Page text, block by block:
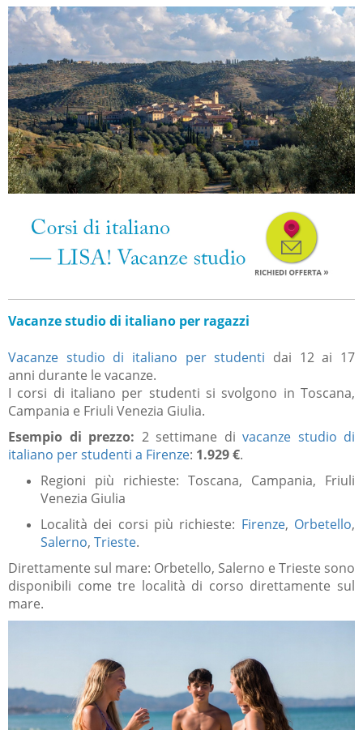
Vacanze studio di italiano per ragazzi
Vacanze studio di italiano per studenti dai 12 ai 17
anni durante le vacanze.
I corsi di italiano per studenti si svolgono in Toscana,
Campania e Friuli Venezia Giulia.
Esempio di prezzo: 2 settimane di vacanze studio di
italiano per studenti a Firenze: 1.929 €.
Regioni più richieste: Toscana, Campania, Friuli
Venezia Giulia
Località dei corsi più richieste: Firenze, Orbetello,
Salerno, Trieste.
Direttamente sul mare: Orbetello, Salerno e Trieste sono
disponibili come tre località di corso direttamente sul
mare.